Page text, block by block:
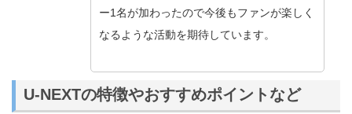
ー1名が加わったので今後もファンが楽しく
なるような活動を期待しています。
U-NEXTの特徴やおすすめポイントなど